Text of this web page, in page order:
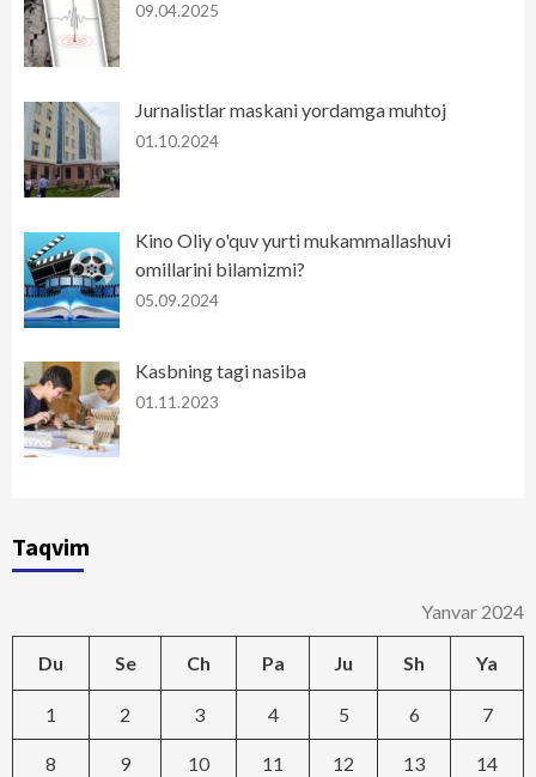
09.04.2025
Jurnalistlar maskani yordamga muhtoj
01.10.2024
Kino Oliy o'quv yurti mukammallashuvi
omillarini bilamizmi?
05.09.2024
Kasbning tagi nasiba
01.11.2023
Taqvim
Yanvar 2024
Du Se Ch Pa Ju Sh Ya
1 2 3 4 5 6 7
8 9 10 11 12 13 14